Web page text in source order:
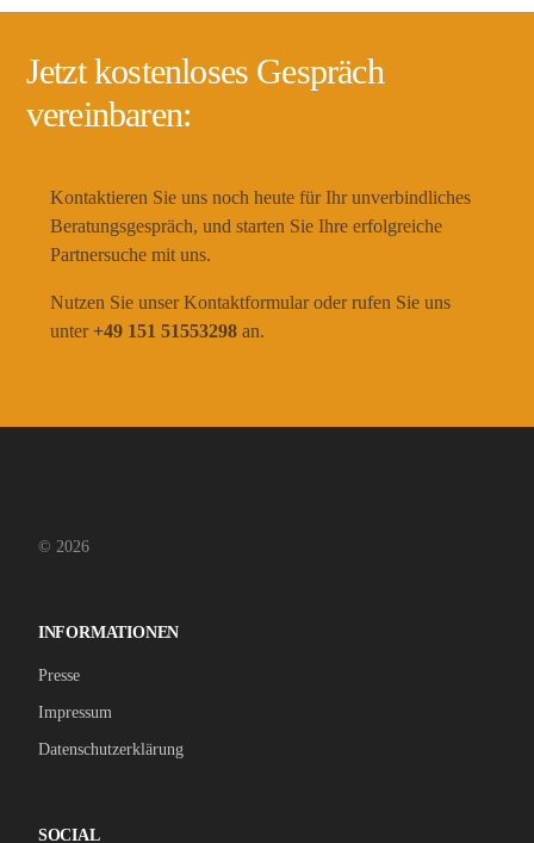
Jetzt kostenloses Gespräch
vereinbaren:
Kontaktieren Sie uns noch heute für Ihr unverbindliches
Beratungsgespräch, und starten Sie Ihre erfolgreiche
Partnersuche mit uns.
Nutzen Sie unser Kontaktformular oder rufen Sie uns
unter +49 151 51553298an.
© 2026
INFORMATIONEN
Presse
Impressum
Datenschutzerklärung
SOCIAL